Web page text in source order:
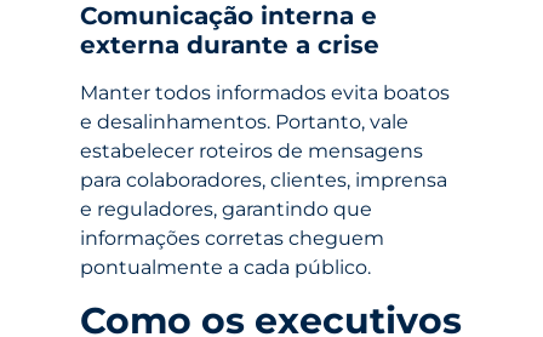
Comunicação interna e
externa durante a crise
Manter todos informados evita boatos
e desalinhamentos. Portanto, vale
estabelecer roteiros de mensagens
para colaboradores, clientes, imprensa
e reguladores, garantindo que
informações corretas cheguem
pontualmente a cada público.
Como os executivos